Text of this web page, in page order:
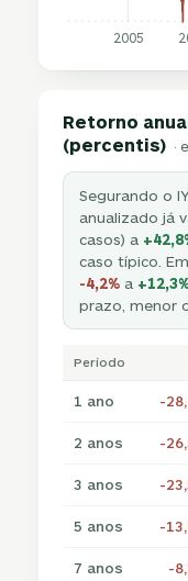
2005
Retorno
(percentis) ·
Segurando o
anualizado já
casos) a
caso típico. Em
-4,2% a
prazo, menor
Período
1 ano -
2 anos -
3 anos -
5 anos -
7 anos -